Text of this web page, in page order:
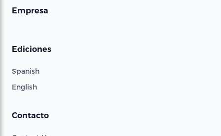
Empresa
Ediciones
Spanish
English
Contacto